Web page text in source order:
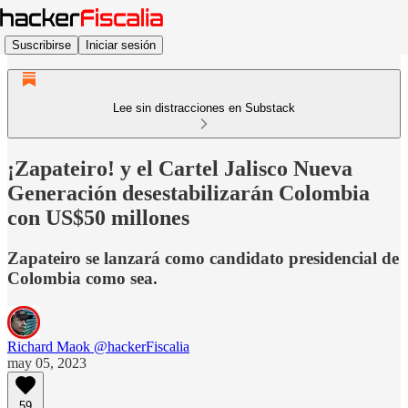
Suscribirse Iniciar sesión
Lee sin distracciones en Substack
¡Zapateiro! y el Cartel Jalisco Nueva
Generación desestabilizarán Colombia
con US$50 millones
Zapateiro se lanzará como candidato presidencial de
Colombia como sea.
Richard Maok @hackerFiscalia
may 05, 2023